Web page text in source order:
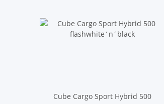
Cube Cargo Sport Hybrid 500